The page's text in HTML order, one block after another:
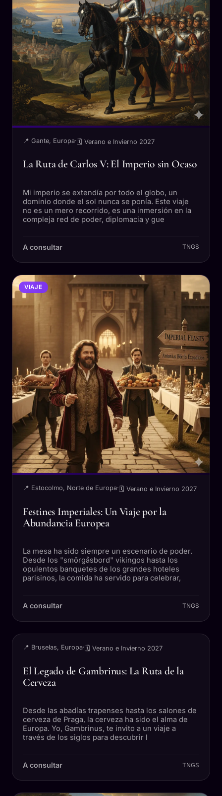
📍 Gante, Europa· 🗓 Verano e Invierno 2027
La Ruta de Carlos V: El Imperio sin Ocaso
Mi imperio se extendía por todo el globo, un
dominio donde el sol nunca se ponía. Este viaje
no es un mero recorrido, es una inmersión en la
compleja red de poder, diplomacia y gue
A consultar TNGS
VIAJE
📍 Estocolmo, Norte de Europa· 🗓 Verano e Invierno 2027
Festines Imperiales: Un Viaje por la
Abundancia Europea
La mesa ha sido siempre un escenario de poder.
Desde los "smörgåsbord" vikingos hasta los
opulentos banquetes de los grandes hoteles
parisinos, la comida ha servido para celebrar,
A consultar TNGS
VIAJE
📍 Bruselas, Europa· 🗓 Verano e Invierno 2027
El Legado de Gambrinus: La Ruta de la
Cerveza
Desde las abadías trapenses hasta los salones de
cerveza de Praga, la cerveza ha sido el alma de
Europa. Yo, Gambrinus, te invito a un viaje a
través de los siglos para descubrir l
A consultar TNGS